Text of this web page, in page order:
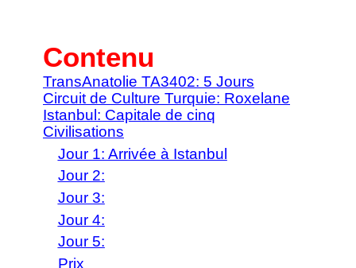
Contenu
TransAnatolie TA3402: 5 Jours
Circuit de Culture Turquie: Roxelane
Istanbul: Capitale de cinq
Civilisations
Jour 1: Arrivée à Istanbul
Jour 2:
Jour 3:
Jour 4:
Jour 5:
Prix